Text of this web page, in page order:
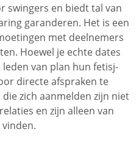
swingers en biedt tal van
garanderen. Het is een
met deelnemers
Hoewel je echte dates
van plan hun fetisj-
directe afspraken te
zich aanmelden zijn niet
en zijn alleen van